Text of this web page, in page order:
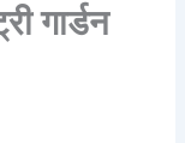
गार्डन